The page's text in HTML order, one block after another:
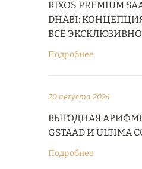
RIXOS PREMIUM
DHABI:
ВСЁ
Подробнее
20 августа 2024
ВЫГОДНАЯ
GSTAAD И ULTIMA
Подробнее